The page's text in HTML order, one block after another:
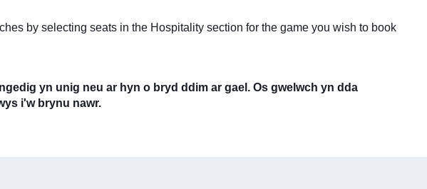
by selecting seats in the Hospitality section for the game you wish to book
yn unig neu ar hyn o bryd ddim ar gael. Os gwelwch yn dda
i'w brynu nawr.